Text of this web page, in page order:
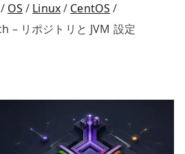
OS Linux
CentOS
– リポジトリと JVM 設定